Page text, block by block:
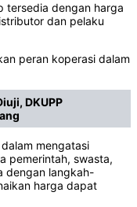
tersedia dengan harga
dan pelaku
peran koperasi dalam
DKUPP
mengatasi
pemerintah, swasta,
dengan langkah-
harga dapat